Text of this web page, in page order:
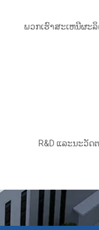
ພວກເຮົາສະເຫນີຜະລິ
R&D ແລະນະວັດ